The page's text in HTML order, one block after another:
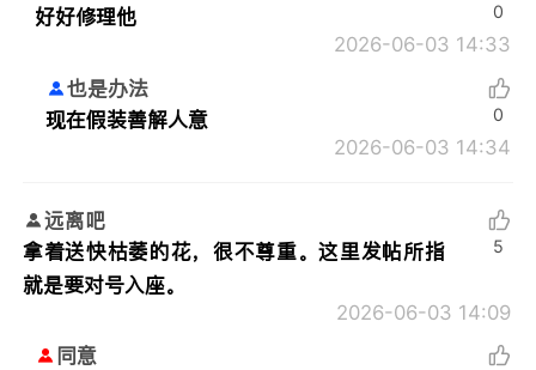
好好修理他
2026-06-03 14:33
0
也是办法
现在假装善解人意
2026-06-03 14:34
0
远离吧
拿着送快枯萎的花，很不尊重。这里发帖所指
就是要对号入座。
2026-06-03 14:09
5
同意